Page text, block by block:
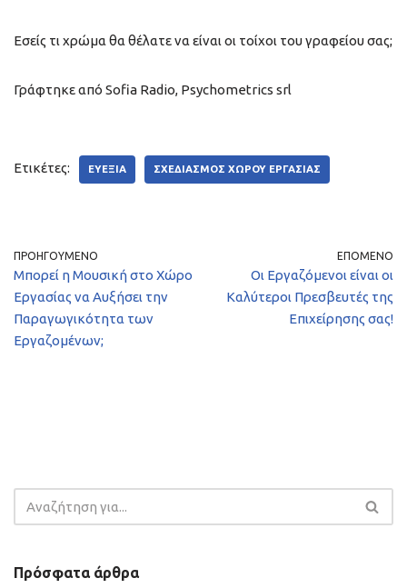
Εσείς τι χρώμα θα θέλατε να είναι οι τοίχοι του γραφείου σας;
Γράφτηκε από Sofia Radio, Psychometrics srl
Ετικέτες: ΕΥΕΞΊΑ ΣΧΕΔΙΑΣΜΌΣ ΧΏΡΟΥ ΕΡΓΑΣΊΑΣ
ΠΡΟΗΓΟΎΜΕΝΟ
Μπορεί η Μουσική στο Χώρο
Εργασίας να Αυξήσει την
Παραγωγικότητα των
Εργαζομένων;
ΕΠΌΜΕΝΟ
Οι Εργαζόμενοι είναι οι
Καλύτεροι Πρεσβευτές της
Επιχείρησης σας!
Πρόσφατα άρθρα